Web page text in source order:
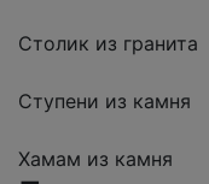
Столик из гранита
Ступени из камня
Хамам из камня